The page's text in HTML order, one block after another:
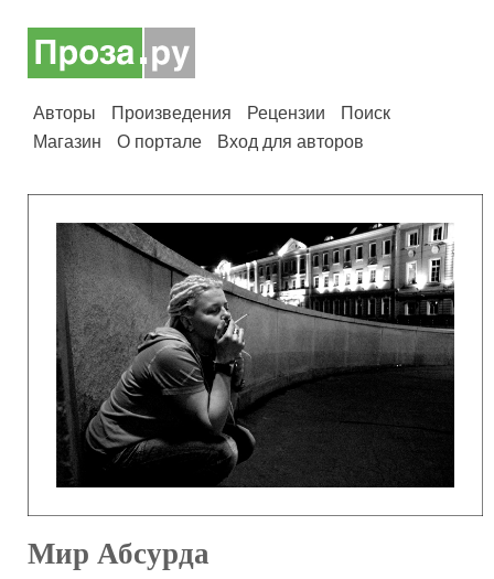
Авторы Произведения Рецензии
Поиск
Магазин
О портале Вход для авторов
Мир Абсурда